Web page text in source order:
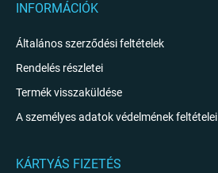
INFORMÁCIÓK
Általános szerződési feltételek
Rendelés részletei
Termék visszaküldése
A személyes adatok védelmének feltételei
KÁRTYÁS FIZETÉS